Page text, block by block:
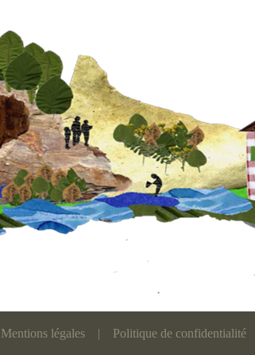
Mentions légales | Politique de confidentialité